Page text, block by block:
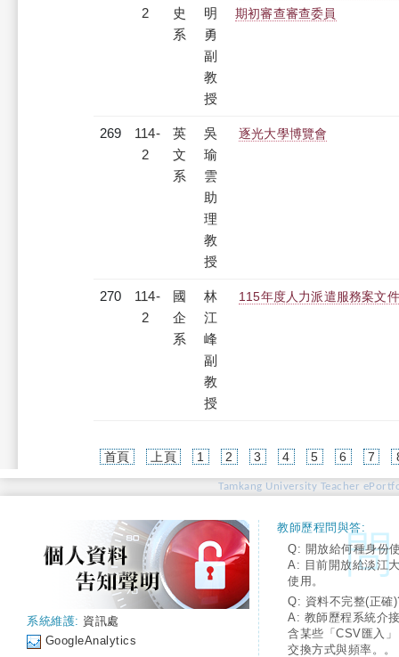
2
史
系
明
勇
副
教
授
期初審查審查委員
269
114-
2
英
文
系
吳
瑜
雲
助
理
教
授
逐光大學博覽會
270
114-
2
國
企
系
林
江
峰
副
教
授
115年度人力派遣服務案文
首頁 上頁 1 2 3 4 5 6 7
Tamkang University Teacher
系統維護: 資訊處
GoogleAnalytics
教師歷程問與答:
Q: 開放給何種身份
A: 目前開放給淡江
使用。
Q: 資料不完整(正確
A: 教師歷程系統介
含某些「CSV匯入
交換方式與頻率。。